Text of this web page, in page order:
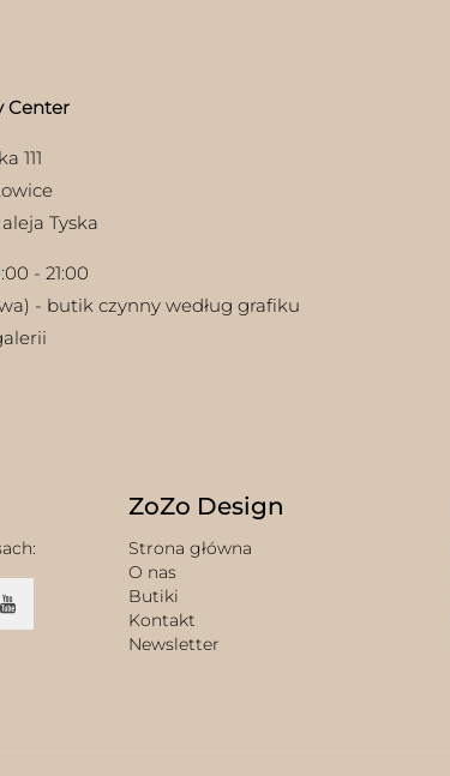
Center
111
Tyska
- 21:00
- butik czynny według grafiku
ZoZo Design
Strona główna
O nas
Butiki
Kontakt
Newsletter